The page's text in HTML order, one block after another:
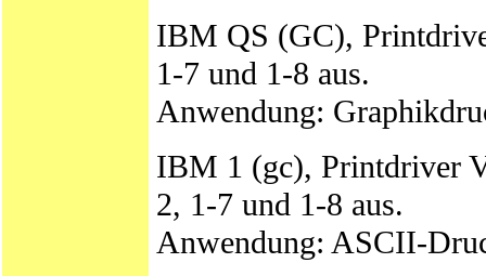
IBM QS (GC),
1-7 und 1-8 aus.
Anwendung:
IBM 1 (gc), Printdriver
2, 1-7 und 1-8 aus.
Anwendung: ASCII-